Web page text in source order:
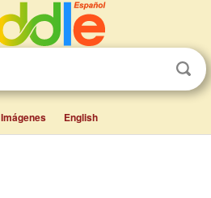
Imágenes English